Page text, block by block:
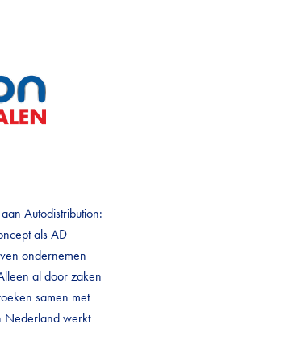
Autodistribution:
als AD
ondernemen
al door zaken
samen met
Nederland werkt